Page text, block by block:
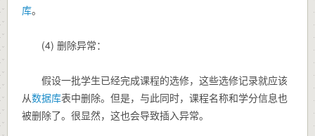
库。
(4) 删除异常：
假设一批学生已经完成课程的选修，这些选修记录就应该
从数据库表中删除。但是，与此同时，课程名称和学分信息也
被删除了。很显然，这也会导致插入异常。